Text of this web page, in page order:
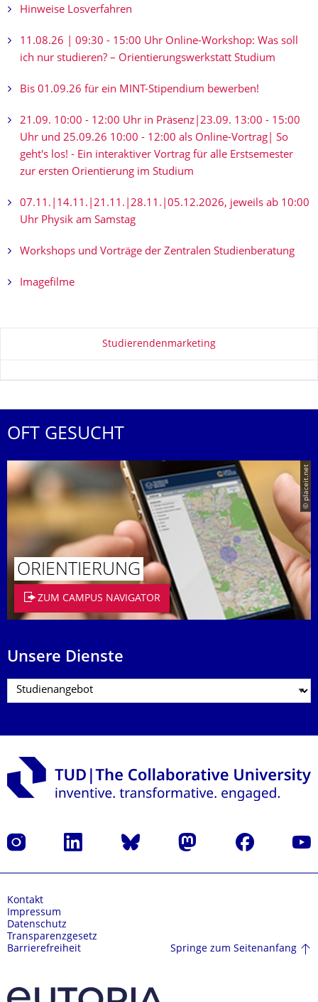
Hinweise Losverfahren
11.08.26 | 09:30 - 15:00 Uhr Online-Workshop: Was soll
ich nur studieren? – Orientierungs­werkstatt Studium
Bis 01.09.26 für ein MINT-Stipendium bewerben!
21.09. 10:00 - 12:00 Uhr in Präsenz|23.09. 13:00 - 15:00
Uhr und 25.09.26 10:00 - 12:00 als Online-Vortrag| So
geht's los! - Ein interaktiver Vortrag für alle Erstsemester
zur ersten Orientierung im Studium
07.11.|14.11.|21.11.|28.11.|05.12.2026, jeweils ab 10:00
Uhr Physik am Samstag
Workshops und Vorträge der Zentralen Studienberatung
Imagefilme
Zu dieser SeiteStudierendenmarketing
OFT GESUCHT
© placeit.net
ORIENTIERUNG
ZUM CAMPUS NAVIGATOR
Unsere Dienste
Instagram LinkedIn Bluesky Mastodon Facebook
Kontakt
Impressum
Datenschutz
Transparenzgesetz
Barrierefreiheit
Springe zum Seitenanfang